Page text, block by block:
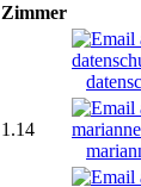
Zimmer
1.14